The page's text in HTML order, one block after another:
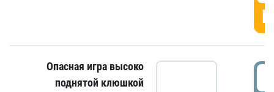
Опасная игра высоко
поднятой клюшкой